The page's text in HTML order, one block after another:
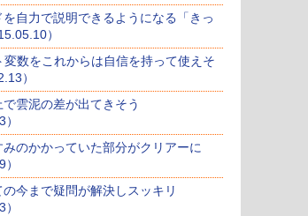
自力で説明できるようになる「きっ
）
変数をこれからは自信を持って使えそ
）
雲泥の差が出てきそう
みのかかっていた部分がクリアーに
今まで疑問が解決しスッキリ